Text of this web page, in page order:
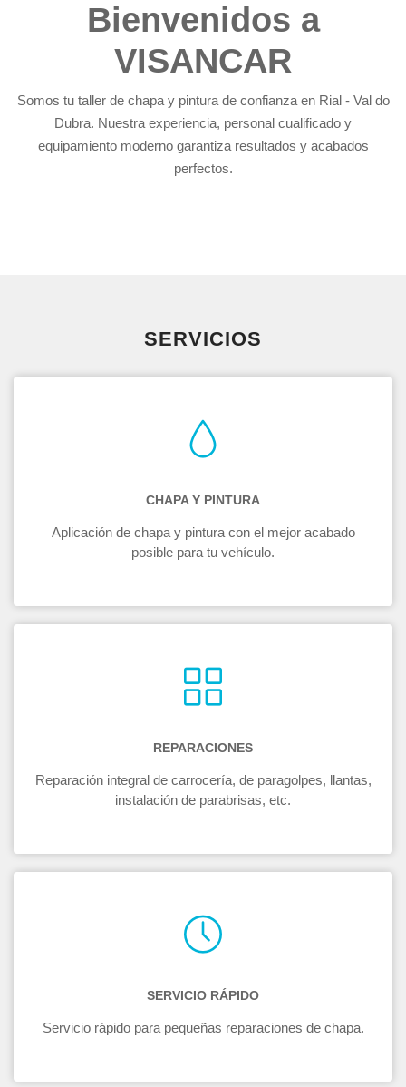
Bienvenidos a
VISANCAR
Somos tu taller de chapa y pintura de confianza en Rial - Val do
Dubra. Nuestra experiencia, personal cualificado y
equipamiento moderno garantiza resultados y acabados
perfectos.
SERVICIOS
CHAPA Y PINTURA
Aplicación de chapa y pintura con el mejor acabado
posible para tu vehículo.
REPARACIONES
Reparación integral de carrocería, de paragolpes, llantas,
instalación de parabrisas, etc.
SERVICIO RÁPIDO
Servicio rápido para pequeñas reparaciones de chapa.